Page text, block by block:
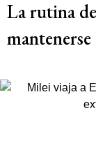
La rutina